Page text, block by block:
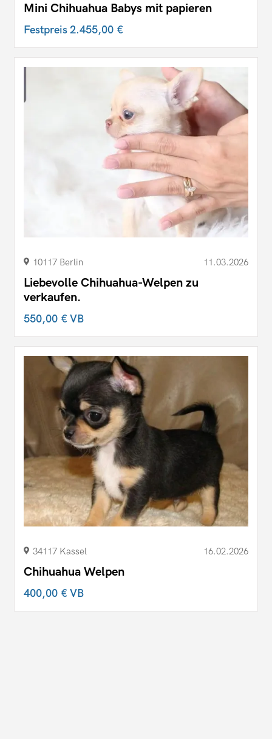
Mini Chihuahua Babys mit papieren
Festpreis2.455,00 €
10117 Berlin 11.03.2026
Liebevolle Chihuahua-Welpen zu
verkaufen.
550,00 €VB
34117 Kassel 16.02.2026
Chihuahua Welpen
400,00 €VB